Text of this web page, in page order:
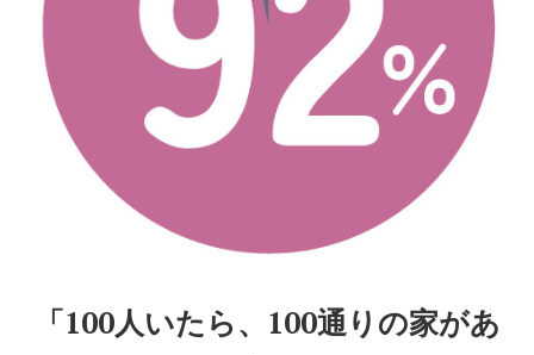
「100人いたら、100通りの家があ